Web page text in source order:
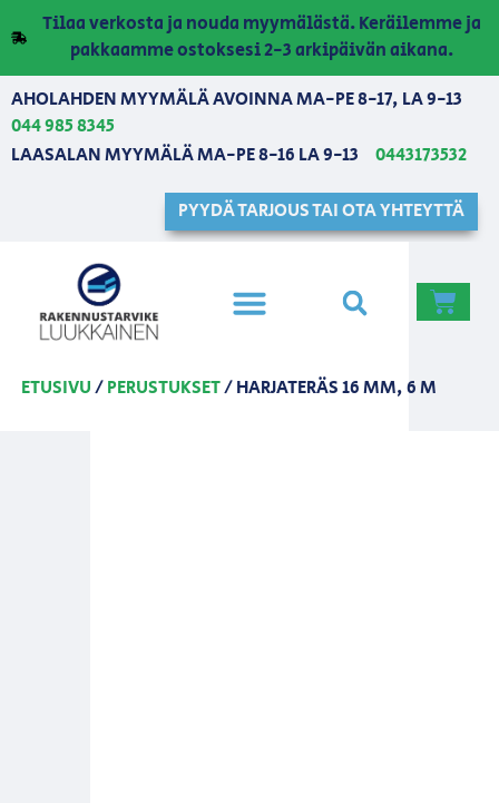
Tilaa verkosta ja nouda myymälästä. Keräilemme ja
pakkaamme ostoksesi 2-3 arkipäivän aikana.
AHOLAHDEN MYYMÄLÄ AVOINNA MA-PE 8-17, LA 9-13
044 985 8345
LAASALAN MYYMÄLÄ MA-PE 8-16 LA 9-13
0443173532
PYYDÄ TARJOUS TAI OTA YHTEYTTÄ
ETUSIVU/PERUSTUKSET/ HARJATERÄS 16 MM, 6 M